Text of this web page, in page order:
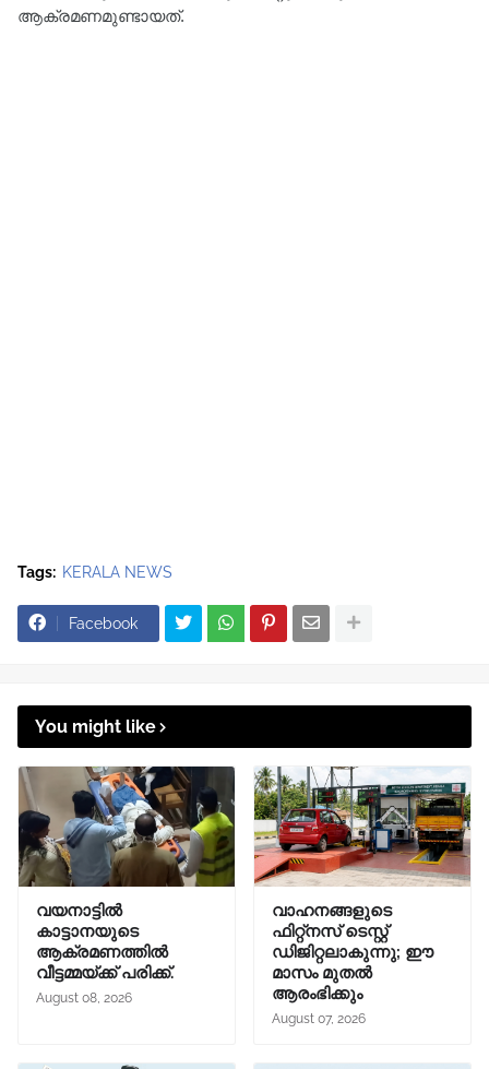
ആക്രമണമുണ്ടായത്.
Tags: KERALA NEWS
Facebook
You might like
വയനാട്ടിൽ
കാട്ടാനയുടെ
ആക്രമണത്തിൽ
വീട്ടമ്മയ്ക്ക് പരിക്ക്.
August 08, 2026
വാഹനങ്ങളുടെ
ഫിറ്റ്‌നസ് ടെസ്റ്റ്
ഡിജിറ്റലാകുന്നു; ഈ
മാസം മുതൽ
ആരംഭിക്കും
August 07, 2026